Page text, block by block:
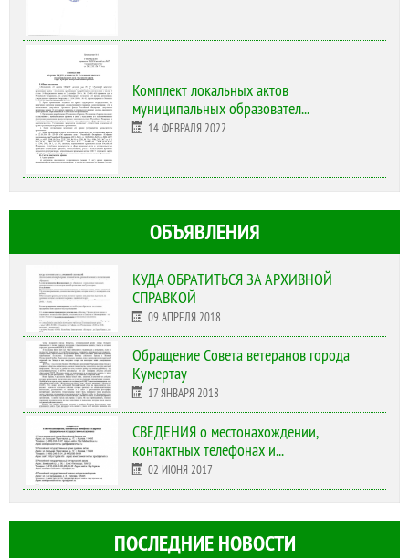
Комплект локальных актов
муниципальных образовател...
14 ФЕВРАЛЯ 2022
ОБЪЯВЛЕНИЯ
КУДА ОБРАТИТЬСЯ ЗА АРХИВНОЙ
СПРАВКОЙ
09 АПРЕЛЯ 2018
Обращение Совета ветеранов города
Кумертау
17 ЯНВАРЯ 2018
СВЕДЕНИЯ о местонахождении,
контактных телефонах и...
02 ИЮНЯ 2017
ПОСЛЕДНИЕ НОВОСТИ